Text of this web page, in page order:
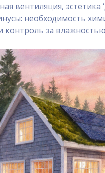
вентиляция,
необходимость
контроль за